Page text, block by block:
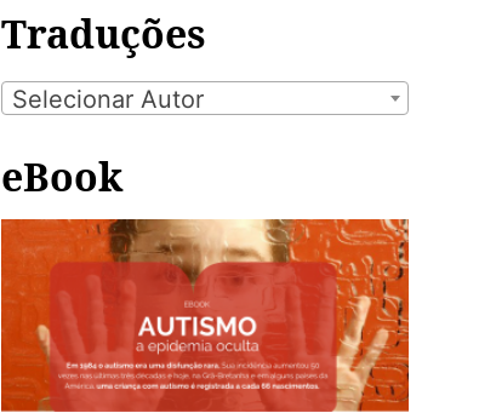
Traduções
Selecionar Autor
eBook